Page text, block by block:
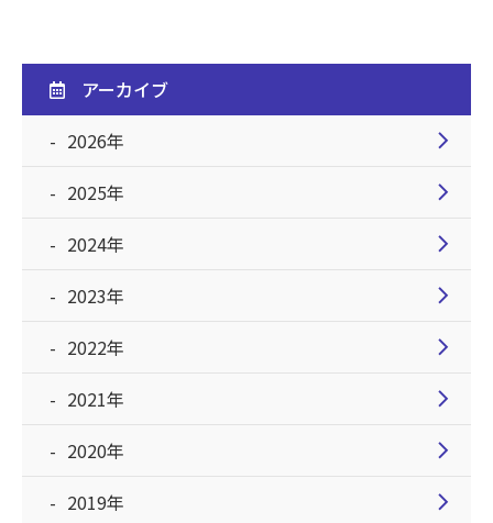
アーカイブ
2026年
chevron_right
2025年 chevron_right
2024年 chevron_right
2023年 chevron_right
2022年 chevron_right
2021年 chevron_right
2020年 chevron_right
2019年 chevron_right